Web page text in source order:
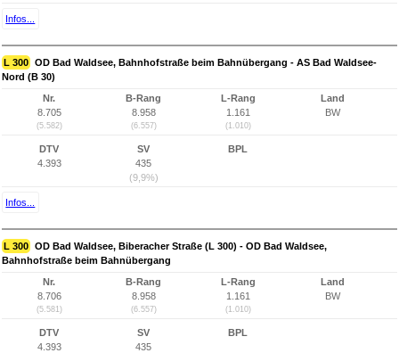
Infos...
L 300 OD Bad Waldsee, Bahnhofstraße beim Bahnübergang - AS Bad Waldsee-
Nord (B 30)
Nr.
8.705
(5.582)
B-Rang
8.958
(6.557)
L-Rang
1.161
(1.010)
Land
BW
DTV
4.393
SV
435
(9,9%)
BPL
Infos...
L 300 OD Bad Waldsee, Biberacher Straße (L 300) - OD Bad Waldsee,
Bahnhofstraße beim Bahnübergang
Nr.
8.706
(5.581)
B-Rang
8.958
(6.557)
L-Rang
1.161
(1.010)
Land
BW
DTV
4.393
SV
435
BPL